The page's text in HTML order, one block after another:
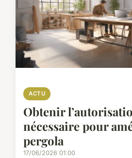
ACTU
Obtenir
nécessaire pour
pergola
17/06/2026 01:00